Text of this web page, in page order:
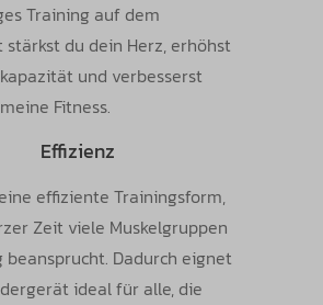
Training auf dem
stärkst du dein Herz, erhöhst
und verbesserst
Fitness.
Effizienz
effiziente Trainingsform,
Zeit viele Muskelgruppen
Dadurch eignet
ideal für alle, die